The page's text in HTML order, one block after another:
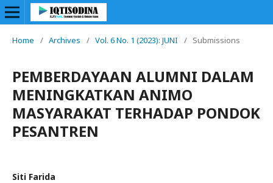
Home / Archives / Vol. 6 No. 1 (2023): JUNI / Submissions
PEMBERDAYAAN ALUMNI DALAM
MENINGKATKAN ANIMO
MASYARAKAT TERHADAP PONDOK
PESANTREN
Siti Farida